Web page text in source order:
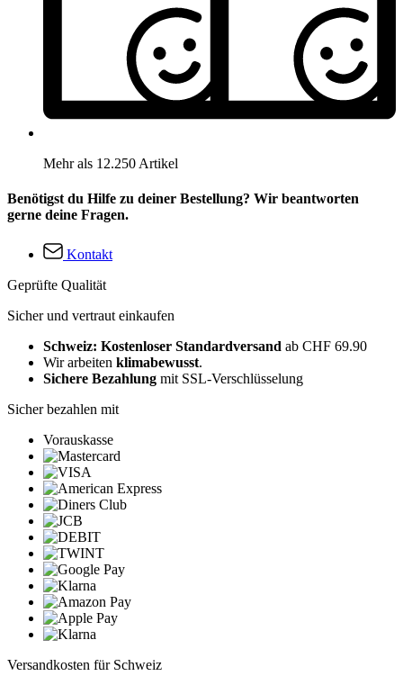
Mehr als 12.250 Artikel
Benötigst du Hilfe zu deiner Bestellung? Wir beantworten
gerne deine Fragen.
Kontakt
Geprüfte Qualität
Sicher und vertraut einkaufen
Schweiz: Kostenloser Standardversand ab CHF 69.90
Wir arbeiten klimabewusst.
Sichere Bezahlung mit SSL-Verschlüsselung
Sicher bezahlen mit
Vorauskasse
Versandkosten für Schweiz